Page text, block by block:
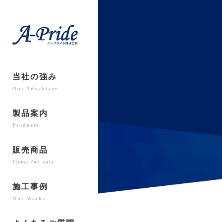
当社の強み
Our Advabtage
製品案内
Products
販売商品
Items for sale
施工事例
Our Works